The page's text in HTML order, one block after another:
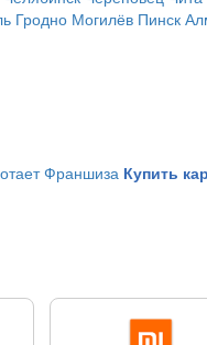
Гродно Могилёв Пинск
Франшиза Купить